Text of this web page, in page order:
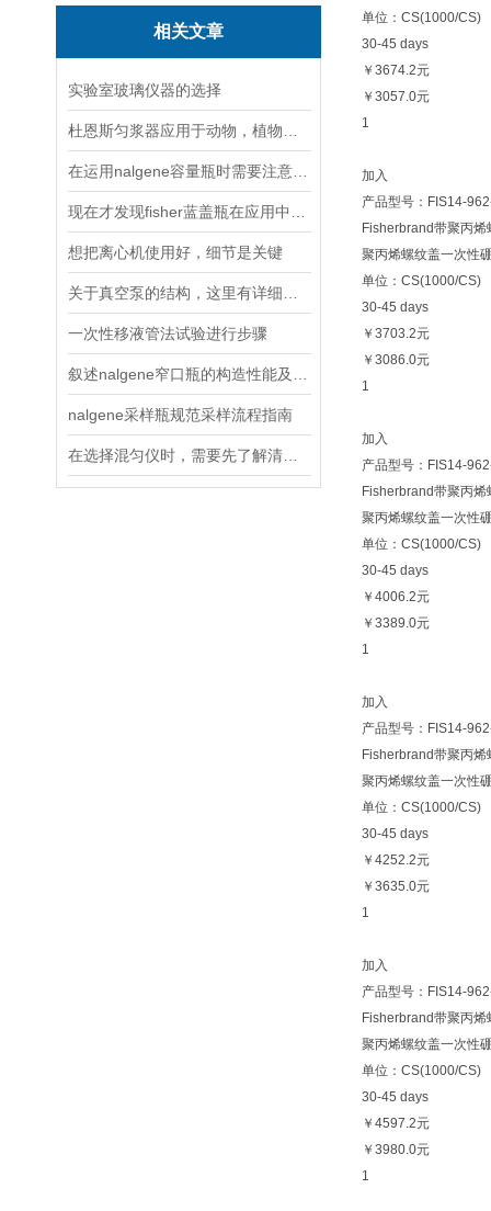
相关文章
实验室玻璃仪器的选择
想把离心机使用好，细节是关键
一次性移液管法试验进行步骤
nalgene采样瓶规范采样流程指南
单位：CS(1000/CS)
30-45 days
￥3674.2元
￥3057.0元
1
加入
产品型号：FIS14-
Fisherbrand带聚丙
聚丙烯螺纹盖一次性
单位：CS(1000/CS)
30-45 days
￥3703.2元
￥3086.0元
1
加入
产品型号：FIS14-
Fisherbrand带聚丙
聚丙烯螺纹盖一次性
单位：CS(1000/CS)
30-45 days
￥4006.2元
￥3389.0元
1
加入
产品型号：FIS14-
Fisherbrand带聚丙
聚丙烯螺纹盖一次性
单位：CS(1000/CS)
30-45 days
￥4252.2元
￥3635.0元
1
加入
产品型号：FIS14-
Fisherbrand带聚丙
聚丙烯螺纹盖一次性
单位：CS(1000/CS)
30-45 days
￥4597.2元
￥3980.0元
1